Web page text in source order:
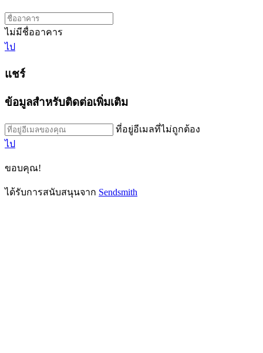
ไม่มีชื่ออาคาร
ไป
แชร์
ข้อมูลสำหรับติดต่อเพิ่มเติม
ที่อยู่อีเมลที่ไม่ถูกต้อง
ไป
ขอบคุณ!
ได้รับการสนับสนุนจาก Sendsmith